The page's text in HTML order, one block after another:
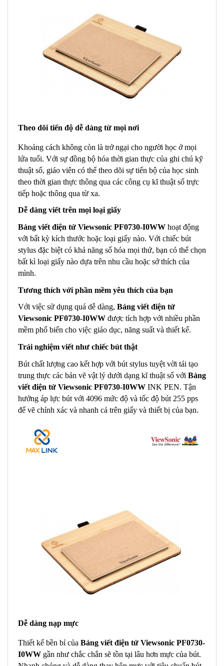
Theo dõi tiến độ dễ dàng từ mọi nơi
Khoảng cách không còn là trở ngại cho người học ở mọi
lứa tuổi. Với sự đồng bộ hóa thời gian thực của ghi chú kỹ
thuật số, giáo viên có thể theo dõi sự tiến bộ của học sinh
theo thời gian thực thông qua các công cụ kĩ thuật số trực
tiếp hoặc thông qua từ xa.
Dễ dàng viết trên mọi loại giấy
Bảng viết điện tử Viewsonic PF0730-I0WW hoạt động
với bất kỳ kích thước hoặc loại giấy nào. Với chiếc bút
stylus đặc biệt có khả năng số hóa mọi thứ, bạn có thể chọn
bất kì loại giấy nào dựa trên nhu cầu hoặc sở thích của
mình.
Tương thích với phần mềm yêu thích của bạn
Với việc sử dụng quá dễ dàng, Bảng viết điện tử
Viewsonic PF0730-I0WW được tích hợp với nhiều phần
mềm phổ biến cho việc giáo dục, năng suất và thiết kế.
Trải nghiệm viết như chiếc bút thật
Bút chất lượng cao kết hợp với bút stylus tuyệt vời tái tạo
trung thực các bản vẽ vật lý dưới dạng kĩ thuật số với Bảng
viết điện tử Viewsonic PF0730-I0WW INK PEN. Tận
hưởng áp lực bút với 4096 mức độ và tốc độ bút 255 pps
để vẽ chính xác và nhanh cả trên giấy và thiết bị của bạn.
Dễ dàng nạp mực
Thiết kế bền bỉ của Bảng viết điện tử Viewsonic PF0730-
I0WW gần như chắc chắn sẽ tồn tại lâu hơn mực của bút.